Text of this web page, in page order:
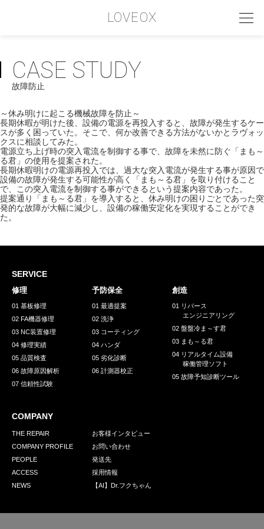
LOVEOX
PHILOSOPHY
フィロソフィー
COMPANY PROFILE
会社情報
SERVICE
サービス内容
INTERVIEW
RECRUIT
GREEN CHALLENGE
環境への取り組み
お問い合わせ 発送先
CASE STUDY
故障防止
～休み明けに起こる機械故障を防止～
長期休暇が明けた後、設備の電源を再投入すると、故障が発生するケー
スが多く困っていた。そこで、何か改善できる方法がないかとラヴォッ
クスに相談してみた。
電源立ち上げ時の突入電流を制御する事で、故障を未然に防ぐ「まも～
る君」の使用を提案された。
長期休暇明けの電源再投入では、過大な突入電流が発生する事が原因で
設備の故障が発生する可能性が高く「まも～る君」を取り付けること
で、この突入電流を制御する事ができるという提案内容であった。
提案通り「まも～る君」を導入すると、休み明けの困りごとであった突
発的な故障が大幅に減少し、設備の稼働安定化を実現することができ
た。
SERVICE
修理
01 基板修理
02 FA機器修理
03 NC装置修理
04 修理実績
05 品質検査
06 故障原因解析
07 信頼性試験
予防保全
01 最適提案
02 洗浄
03 コーティング
04 ハンダ
05 劣化診断
06 計測器校正
創造
01 リバース
エンジニアリング
02 盤盤冷ま～す君
03 まも～る君
04 リアルタイム設備
稼働管理ソフト
05 故障予知診断ツール
COMPANY
THE REPAIR
COMPANY PROFILE
PEOPLE
ACCESS
NEWS
お客様インタビュー
お問い合わせ
発送先
採用情報
【AI】Dr.フクちゃん